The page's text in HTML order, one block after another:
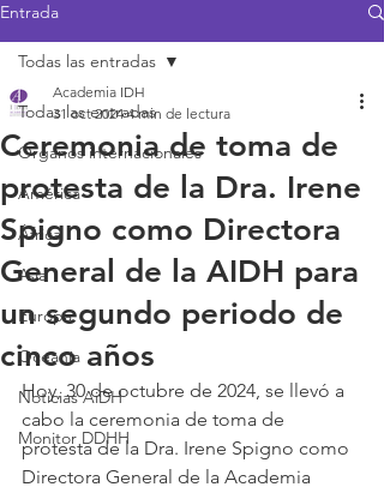
Entrada
Todas las entradas
Organos internacionales
América
África
Asia
Europa
Oceanía
Noticias AiDH
Monitor DDHH
Todas las entradas
Ceremonia de toma de
protesta de la Dra. Irene
Spigno como Directora
General de la AIDH para
un segundo periodo de
cinco años
Academia IDH
31 oct 2024 4 min de lectura
Hoy, 30 de octubre de 2024, se llevó a
cabo la ceremonia de toma de
protesta de la Dra. Irene Spigno como
Directora General de la Academia